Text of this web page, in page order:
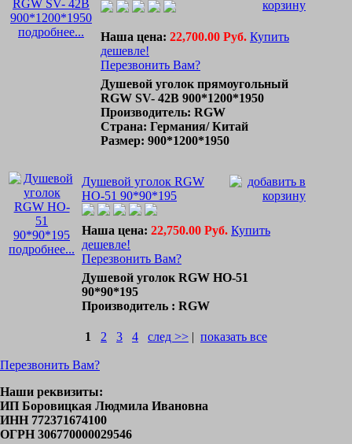
подробнее... Наша цена: 22,700.00 Руб. Купить
дешевле!
Перезвонить Вам?
Душевой уголок прямоугольный
RGW SV- 42B 900*1200*1950
Производитель: RGW
Страна: Германия/ Китай
Размер: 900*1200*1950
подробнее...
Душевой уголок RGW
HO-51 90*90*195
Наша цена: 22,750.00 Руб. Купить
дешевле!
Перезвонить Вам?
Душевой уголок RGW HO-51
90*90*195
Производитель : RGW
1 2 3 4 след >> | показать все
Перезвонить Вам?
Наши реквизиты:
ИП Боровицкая Людмила Ивановна
ИНН 772371674100
ОГРН 306770000029546